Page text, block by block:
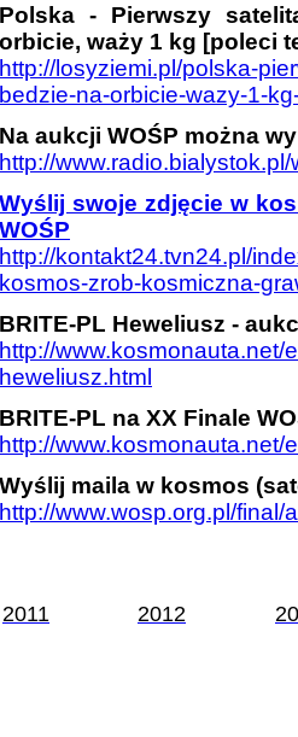
Polska - Pierwszy
orbicie, waży 1 kg [poleci
http://losyziemi.pl/polska-
bedzie-na-orbicie-wazy-1-
Na aukcji WOŚP można
http://
Wyślij swoje zdjęcie w
WOŚP
http://kontakt24.tvn24.pl/
kosmos-zrob-kosmiczna-
BRITE-PL Heweliusz -
http://www.kosmonauta.net/
heweliusz.html
BRITE-PL na XX Finale
http://www.kosmonauta.net/
Wyślij maila w kosmos
http://www.wosp.org.pl/
2011 2012